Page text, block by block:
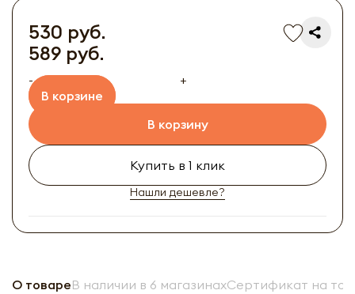
530 руб.
589 руб.
-
+
В корзине
В корзину
Купить в 1 клик
Нашли дешевле?
О товареВ наличии в 6 магазинахСертификат на